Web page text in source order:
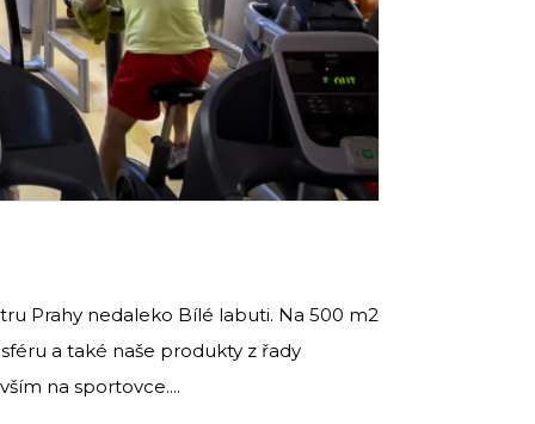
Prahy nedaleko Bílé labuti. Na 500 m2
a také naše produkty z řady
na sportovce....